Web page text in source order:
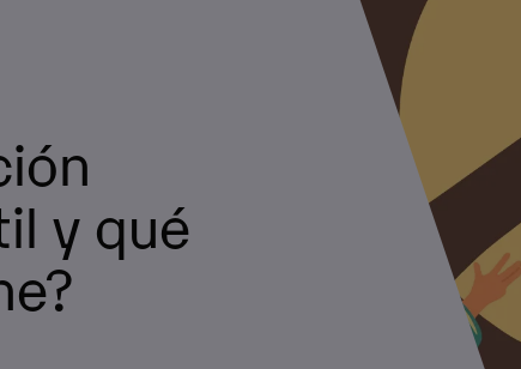
y qué